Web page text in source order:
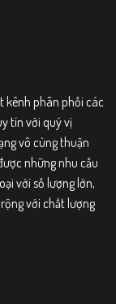
kênh phân phối các
tín với quý vị
vô cùng thuận
những nhu cầu
với số lượng lớn,
với chất lượng